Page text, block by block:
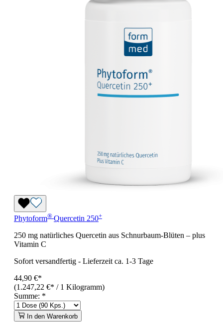
Phytoform® Quercetin 250+
250 mg natürliches Quercetin aus Schnurbaum-Blüten – plus
Vitamin C
Sofort versandfertig - Lieferzeit ca. 1-3 Tage
44,90 €*
(1.247,22 €* / 1 Kilogramm)
Summe: *
In den Warenkorb